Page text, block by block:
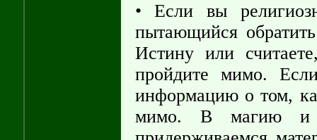
• Если вы
пытающийся
Истину или
пройдите мимо.
информацию о том,
мимо. В магию и